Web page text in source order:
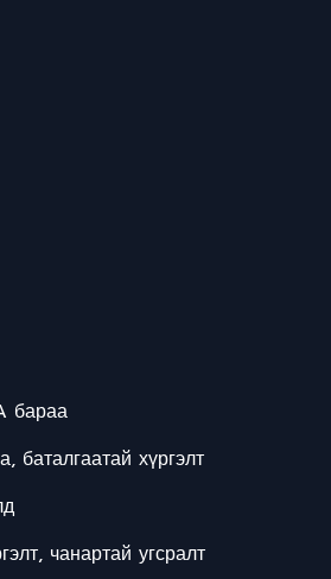
бараа
баталгаатай хүргэлт
чанартай угсралт